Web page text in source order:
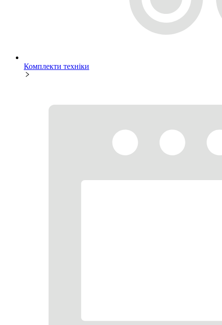
Комплекти техніки